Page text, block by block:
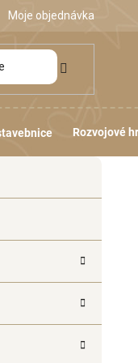
Moje objednávka
Rozvojové